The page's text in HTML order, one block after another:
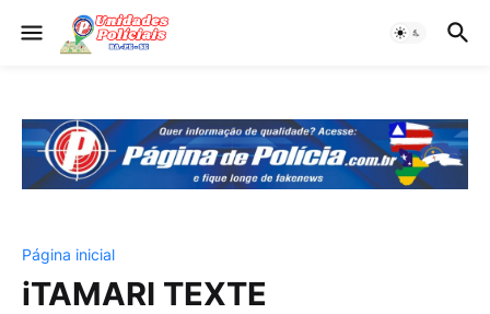
Página inicial
iTAMARI TEXTE